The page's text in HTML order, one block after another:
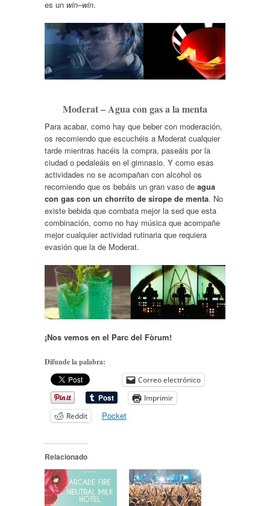
es un win–win.
Moderat – Agua con gas a la menta
Para acabar, como hay que beber con moderación,
os recomiendo que escuchéis a Moderat cualquier
tarde mientras hacéis la compra, paseáis por la
ciudad o pedaleáis en el gimnasio. Y como esas
actividades no se acompañan con alcohol os
recomiendo que os bebáis un gran vaso de agua
con gas con un chorrito de sirope de menta. No
existe bebida que combata mejor la sed que esta
combinación, como no hay música que acompañe
mejor cualquier actividad rutinaria que requiera
evasión que la de Moderat.
¡Nos vemos en el Parc del Fòrum!
Difunde la palabra:
Correo electrónico
Imprimir
Reddit
Pocket
Relacionado